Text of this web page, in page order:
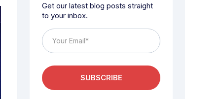
Get our latest blog posts straight
to your inbox.